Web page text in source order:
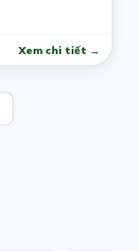
Xem chi tiết →